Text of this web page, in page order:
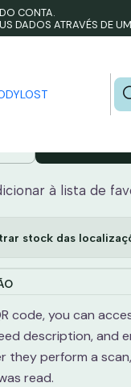
CONTA.
DADOS ATRAVÉS DE
à lista de
stock das
code, you can
description, and
they perform a
read.